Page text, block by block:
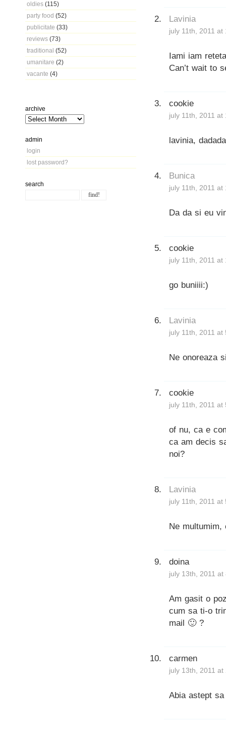
oldies (115)
party food (52)
publicitate (33)
reviews (73)
traditional (52)
umanitare (2)
vacante (4)
archive
admin
login
lost password?
search
Lavinia
july 11th, 2011 at
Iami iam
Can’t wait to
cookie
july 11th, 2011 at
lavinia,
Bunica
july 11th, 2011 at
Da da si eu
cookie
july 11th, 2011 at
go buniiii:)
Lavinia
july 11th, 2011 at
Ne onoreaza
cookie
july 11th, 2011 at
of nu, ca e
ca am decis
noi?
Lavinia
july 11th, 2011 at
Ne
doina
july 13th, 2011 at
Am gasit o
cum sa ti-o
mail 🙂 ?
carmen
july 13th, 2011 at
Abia astept